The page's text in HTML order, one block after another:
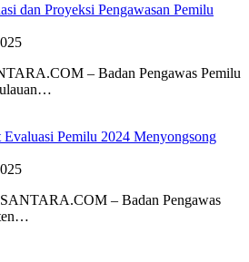
dan Proyeksi Pengawasan Pemilu
– Badan Pengawas Pemilu
Pemilu 2024 Menyongsong
– Badan Pengawas